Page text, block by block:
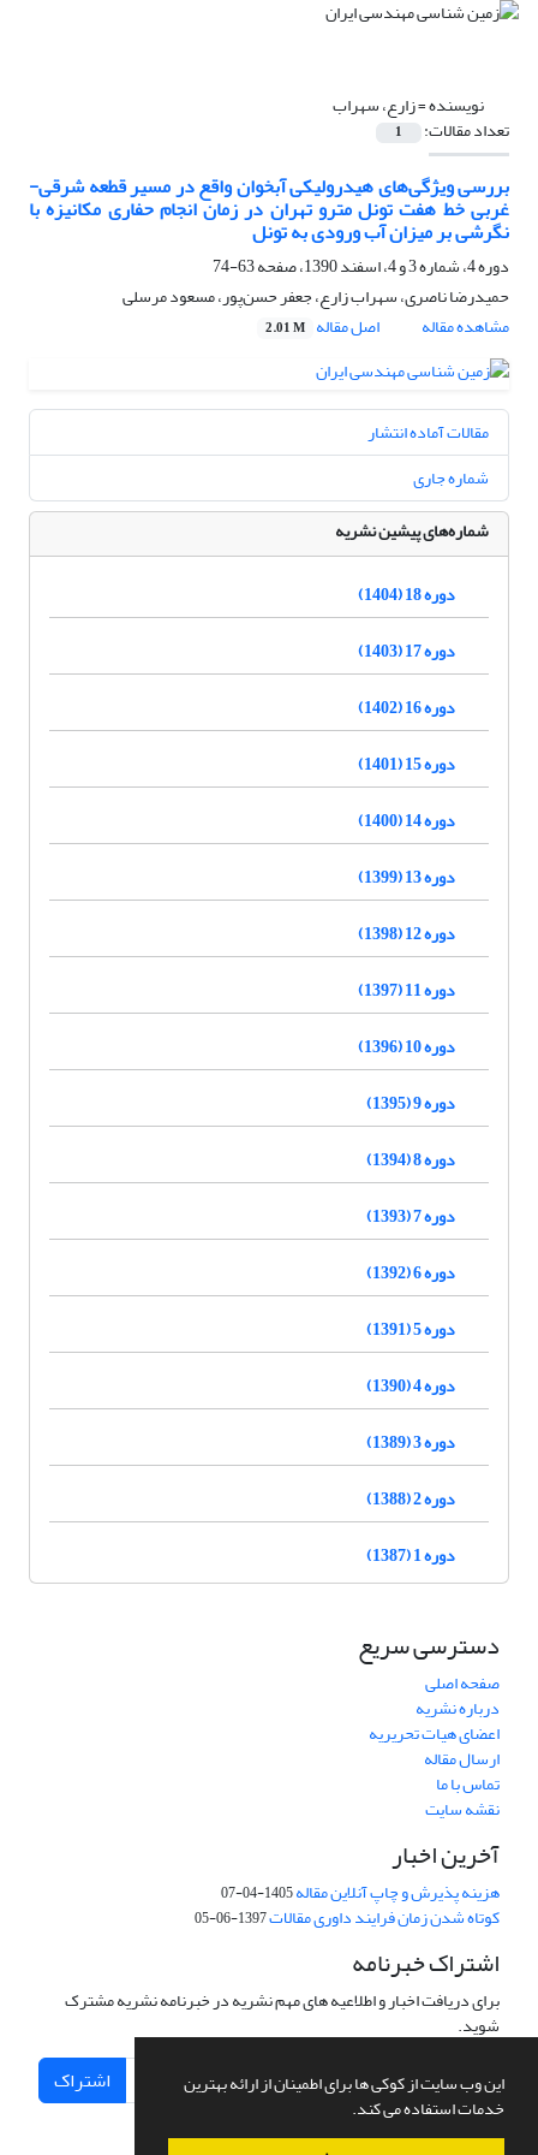
این وب سایت از کوکی ها برای اطمینان از ارائه بهترین
خدمات استفاده می کند.
نویسنده =زارع، سهراب
تعداد مقالات: 1
بررسی ویژگی‌های هیدرولیکی آبخوان واقع در مسیر قطعه شرقی-
غربی خط هفت تونل مترو تهران در زمان انجام حفاری مکانیزه با
نگرشی بر میزان آب ورودی به تونل
دوره 4، شماره 3 و 4، اسفند 1390، صفحه
63-74
حمیدرضا ناصری، سهراب زارع، جعفر حسن‌پور، مسعود مرسلی
مشاهده مقاله
اصل مقاله 2.01 M
مقالات آماده انتشار
شماره جاری
شماره‌های پیشین نشریه
دوره 18 (1404)
دوره 17 (1403)
دوره 16 (1402)
دوره 15 (1401)
دوره 14 (1400)
دوره 13 (1399)
دوره 12 (1398)
دوره 11 (1397)
دوره 10 (1396)
دوره 9 (1395)
دوره 8 (1394)
دوره 7 (1393)
دوره 6 (1392)
دوره 5 (1391)
دوره 4 (1390)
دوره 3 (1389)
دوره 2 (1388)
دوره 1 (1387)
دسترسی سریع
صفحه اصلی
درباره نشریه
اعضای هیات تحریریه
ارسال مقاله
تماس با ما
نقشه سایت
آخرین اخبار
هزینه پذیرش و چاپ آنلاین مقاله1405-04-07
کوتاه شدن زمان فرایند داوری مقالات1397-06-05
اشتراک خبرنامه
برای دریافت اخبار و اطلاعیه های مهم نشریه در خبرنامه نشریه مشترک
شوید.
اشتراک